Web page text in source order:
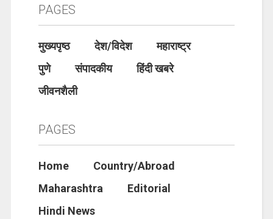
PAGES
मुख्यपृष्ठ देश/विदेश
महाराष्ट्र
पुणे
संपादकीय
हिंदी खबरे
जीवनशैली
PAGES
Home
Country/Abroad
Maharashtra
Editorial
Hindi News